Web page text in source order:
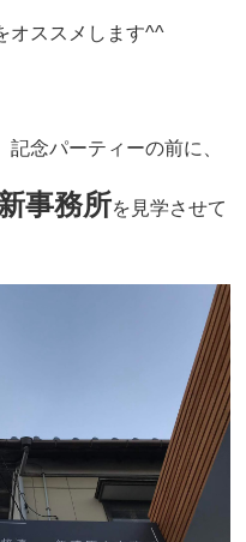
オススメします^^
念パーティーの前に、
事務所を見学させて